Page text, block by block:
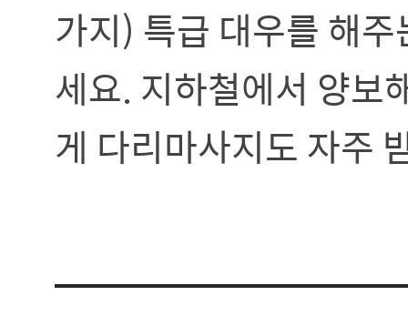
가지) 특급 대우를 해
세요. 지하철에서 양보
게 다리마사지도 자주